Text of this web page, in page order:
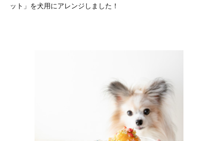
ット」を犬用にアレンジしました！